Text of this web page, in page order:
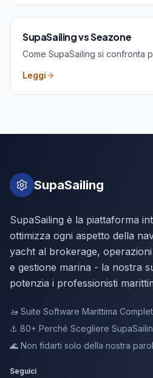
SupaSailing vs Seazone
Come SupaSailing si confronta
Leggi
SupaSailing
SupaSailing è la piattaforma
ottimizza ogni aspetto della
yacht al brokerage,
e gestione marina - la nostra
potenzia i professionisti
🚤 Suite Software Marittima
⚓ 80+ Perché Scegliere
🌊 Non fidarti solo della nostra
Seguici